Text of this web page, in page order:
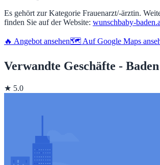
Es gehört zur Kategorie Frauenarzt/-ärztin.
finden Sie auf der Website: wunschbaby-
🔥 Angebot ansehen🗺️ Auf Google Maps
Verwandte Geschäfte - Baden
★ 5.0